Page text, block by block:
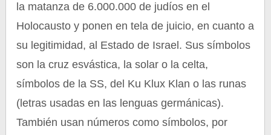
la matanza de 6.000.000 de judíos en el
Holocausto y ponen en tela de juicio, en cuanto a
su legitimidad, al Estado de Israel. Sus símbolos
son la cruz esvástica, la solar o la celta,
símbolos de la SS, del Ku Klux Klan o las runas
(letras usadas en las lenguas germánicas).
También usan números como símbolos, por